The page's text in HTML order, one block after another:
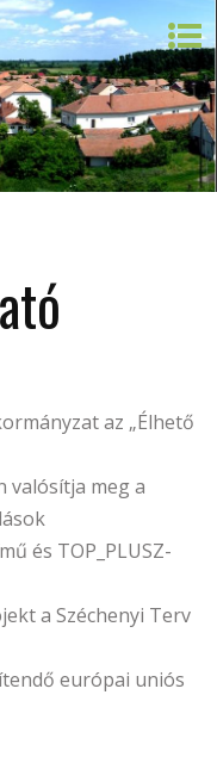
az „Élhető
valósítja meg a
és TOP_PLUSZ-
a Széchenyi Terv
európai uniós